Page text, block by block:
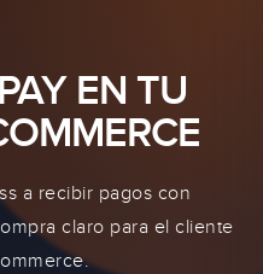
EN TU
a recibir pagos con
claro para el cliente